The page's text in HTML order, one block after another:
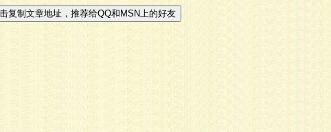
复制文章地址，推荐给QQ和MSN上的好友